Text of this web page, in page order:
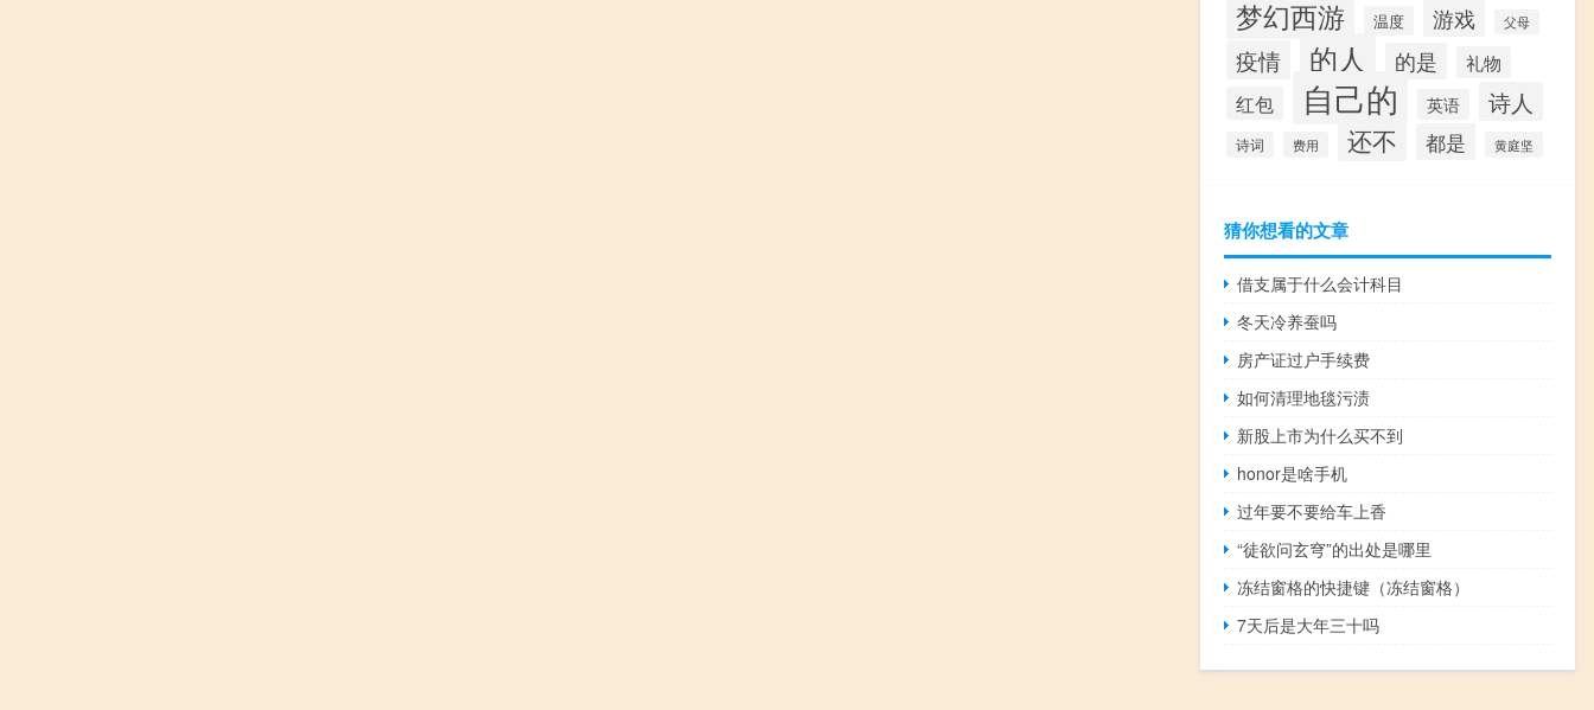
梦幻西游 温度 游戏 父母
疫情 的人 的是 礼物
红包 自己的 英语 诗人
诗词 费用 还不 都是 黄庭坚
猜你想看的文章
借支属于什么会计科目
冬天冷养蚕吗
房产证过户手续费
如何清理地毯污渍
新股上市为什么买不到
honor是啥手机
过年要不要给车上香
“徒欲问玄穹”的出处是哪里
冻结窗格的快捷键（冻结窗格）
7天后是大年三十吗